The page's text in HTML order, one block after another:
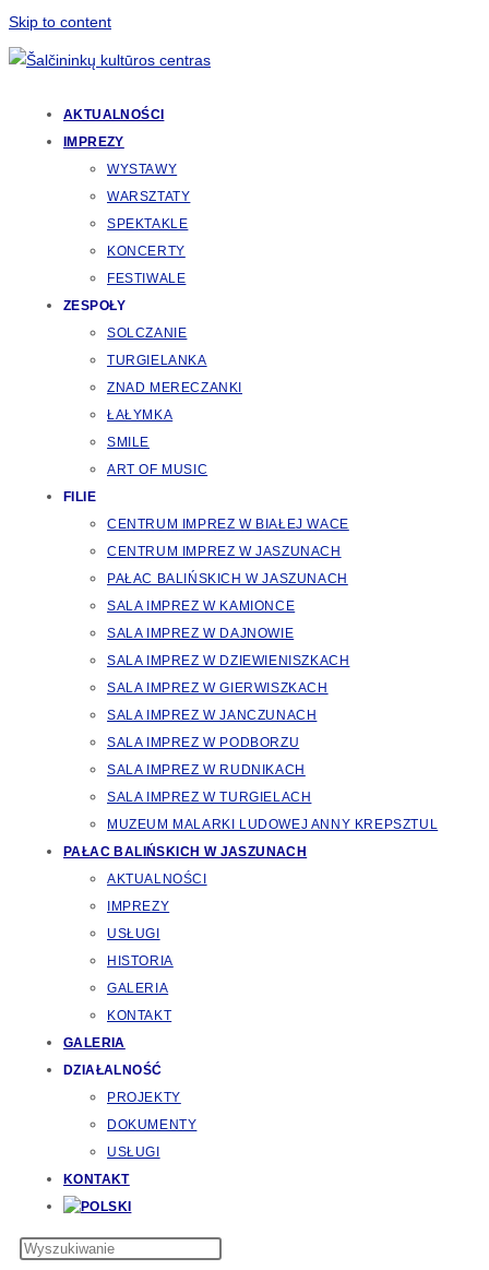
Skip to content
AKTUALNOŚCI
IMPREZY
WYSTAWY
WARSZTATY
SPEKTAKLE
KONCERTY
FESTIWALE
ZESPOŁY
SOLCZANIE
TURGIELANKA
ZNAD MERECZANKI
ŁAŁYMKA
SMILE
ART OF MUSIC
FILIE
CENTRUM IMPREZ W BIAŁEJ WACE
CENTRUM IMPREZ W JASZUNACH
PAŁAC BALIŃSKICH W JASZUNACH
SALA IMPREZ W KAMIONCE
SALA IMPREZ W DAJNOWIE
SALA IMPREZ W DZIEWIENISZKACH
SALA IMPREZ W GIERWISZKACH
SALA IMPREZ W JANCZUNACH
SALA IMPREZ W PODBORZU
SALA IMPREZ W RUDNIKACH
SALA IMPREZ W TURGIELACH
MUZEUM MALARKI LUDOWEJ ANNY KREPSZTUL
PAŁAC BALIŃSKICH W JASZUNACH
AKTUALNOŚCI
IMPREZY
USŁUGI
HISTORIA
GALERIA
KONTAKT
GALERIA
DZIAŁALNOŚĆ
PROJEKTY
DOKUMENTY
USŁUGI
KONTAKT